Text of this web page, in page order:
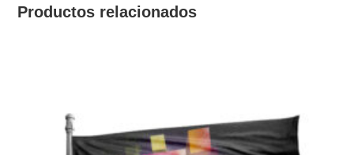
Productos relacionados